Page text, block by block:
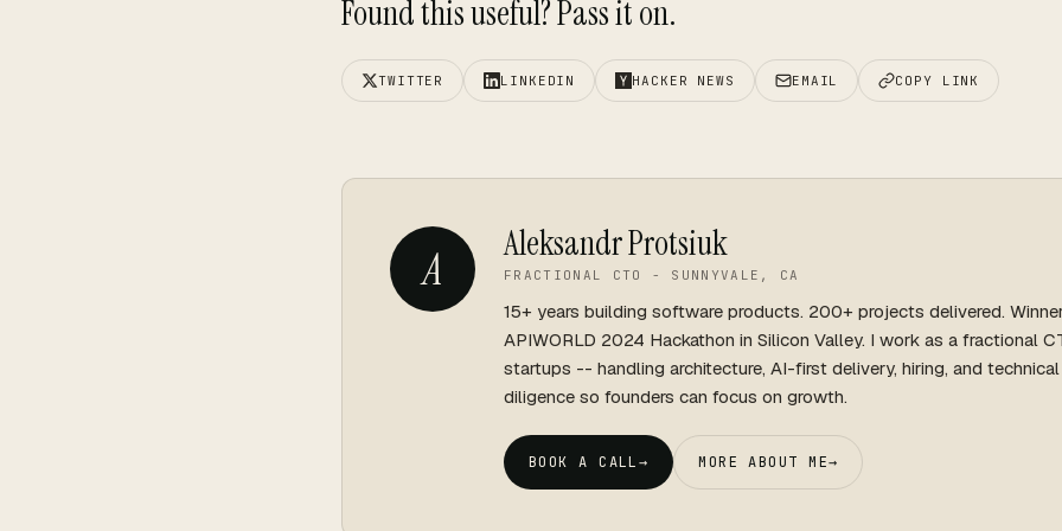
Found this useful? Pass it on.
TWITTER LINKEDIN HACKER NEWS EMAIL COPY LINK
A Aleksandr Protsiuk
FRACTIONAL CTO - SUNNYVALE, CA
15+ years building software products. 200+ projects delivered.
APIWORLD 2024 Hackathon in Silicon Valley. I work as a fractional
startups -- handling architecture, AI-first delivery, hiring, and
diligence so founders can focus on growth.
BOOK A CALL→ MORE ABOUT ME→